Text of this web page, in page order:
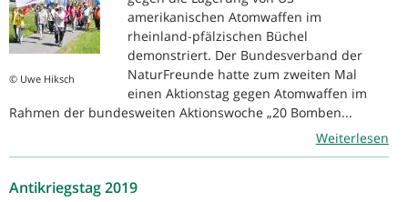
© Uwe Hiksch
amerikanischen Atomwaffen im
rheinland-pfälzischen Büchel
demonstriert. Der Bundesverband der
NaturFreunde hatte zum zweiten Mal
einen Aktionstag gegen Atomwaffen im
Rahmen der bundesweiten Aktionswoche „20 Bomben...
Weiterlesen
Antikriegstag 2019